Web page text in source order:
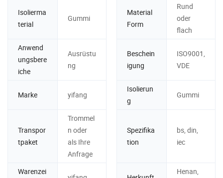
Isolierma
terial
Gummi
Material
Form
Rund
oder
flach
Anwend
ungsbere
iche
Ausrüstu
ng
Beschein
igung
ISO9001,
VDE
Marke yifang
Isolierun
g
Gummi
Transpor
tpaket
Trommel
n oder
als Ihre
Anfrage
Spezifika
tion
bs, din,
iec
Warenzei Henan,